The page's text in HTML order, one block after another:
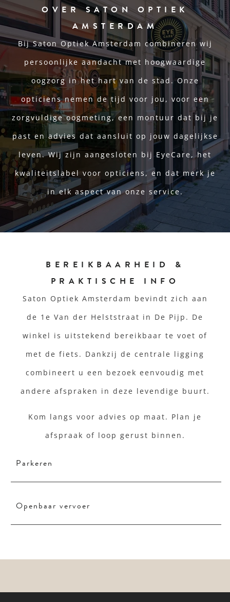
OVER SATON OPTIEK
AMSTERDAM
Bij Saton Optiek Amsterdam combineren wij
persoonlijke aandacht met hoogwaardige
oogzorg in het hart van de stad. Onze
opticiens nemen de tijd voor jou, voor een
zorgvuldige oogmeting, een montuur dat bij je
past en advies dat aansluit op jouw dagelijkse
leven. Wij zijn aangesloten bij EyeCare, het
kwaliteitslabel voor opticiens, en dat merk je
in elk aspect van onze service.
BEREIKBAARHEID &
PRAKTISCHE INFO
Saton Optiek Amsterdam bevindt zich aan
de 1e Van der Helststraat in De Pijp. De
winkel is uitstekend bereikbaar te voet of
met de fiets. Dankzij de centrale ligging
combineert u een bezoek eenvoudig met
andere afspraken in deze levendige buurt.
Kom langs voor advies op maat. Plan je
afspraak of loop gerust binnen.
Parkeren
Openbaar vervoer